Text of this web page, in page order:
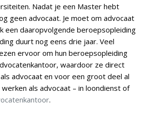
Nadat je een Master hebt
geen advocaat. Je moet om advocaat
een daaropvolgende beroepsopleiding
duurt nog eens drie jaar. Veel
ervoor om hun beroepsopleiding
waardoor ze direct
advocaat en voor een groot deel al
als advocaat – in loondienst of
.